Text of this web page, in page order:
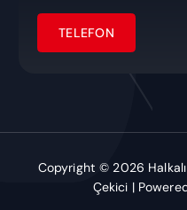
Copyright © 2026 Halkalı
Çekici |